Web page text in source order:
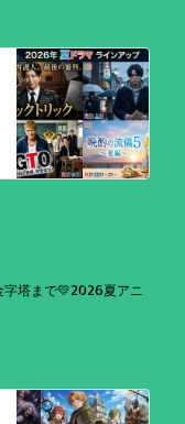
字塔まで💛2026夏アニ